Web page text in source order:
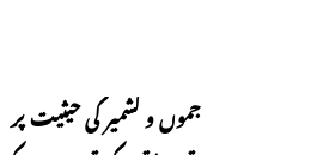
جموں و کشمیر کی حیثیت پر